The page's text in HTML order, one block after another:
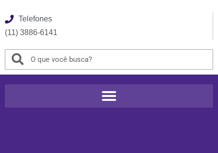
Telefones
(11) 3886-6141